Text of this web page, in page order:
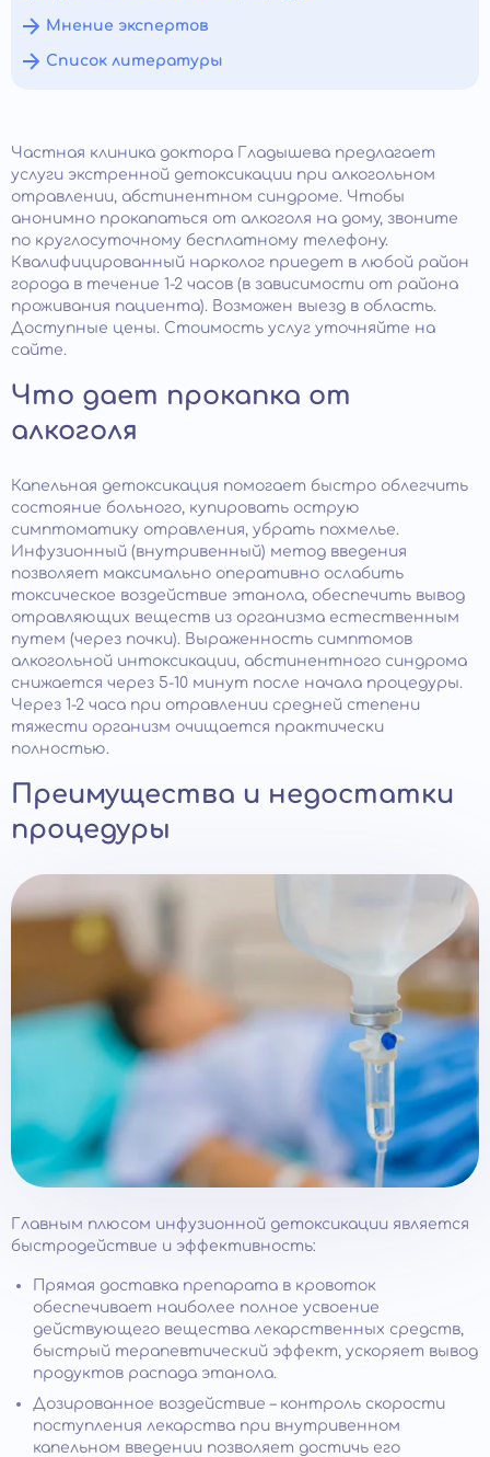
Мнение экспертов
Список литературы
Частная клиника доктора Гладышева предлагает
услуги экстренной детоксикации при алкогольном
отравлении, абстинентном синдроме. Чтобы
анонимно прокапаться от алкоголя на дому, звоните
по круглосуточному бесплатному телефону.
Квалифицированный нарколог приедет в любой район
города в течение 1-2 часов (в зависимости от района
проживания пациента). Возможен выезд в область.
Доступные цены. Стоимость услуг уточняйте на
сайте.
Что дает прокапка от
алкоголя
Капельная детоксикация помогает быстро облегчить
состояние больного, купировать острую
симптоматику отравления, убрать похмелье.
Инфузионный (внутривенный) метод введения
позволяет максимально оперативно ослабить
токсическое воздействие этанола, обеспечить вывод
отравляющих веществ из организма естественным
путем (через почки). Выраженность симптомов
алкогольной интоксикации, абстинентного синдрома
снижается через 5-10 минут после начала процедуры.
Через 1-2 часа при отравлении средней степени
тяжести организм очищается практически
полностью.
Преимущества и недостатки
процедуры
Главным плюсом инфузионной детоксикации является
быстродействие и эффективность:
Прямая доставка препарата в кровоток
обеспечивает наиболее полное усвоение
действующего вещества лекарственных средств,
быстрый терапевтический эффект, ускоряет вывод
продуктов распада этанола.
Дозированное воздействие – контроль скорости
поступления лекарства при внутривенном
капельном введении позволяет достичь его